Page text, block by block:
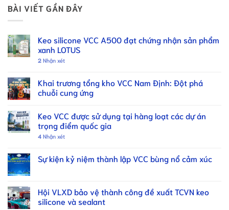
BÀI VIẾT GẦN ĐÂY
Keo silicone VCC A500 đạt chứng nhận sản phẩm
xanh LOTUS
2 Nhận xét
Khai trương tổng kho VCC Nam Định: Đột phá
chuỗi cung ứng
Keo VCC được sử dụng tại hàng loạt các dự án
trọng điểm quốc gia
4 Nhận xét
Sự kiện kỷ niệm thành lập VCC bùng nổ cảm xúc
Hội VLXD bảo vệ thành công đề xuất TCVN keo
silicone và sealant